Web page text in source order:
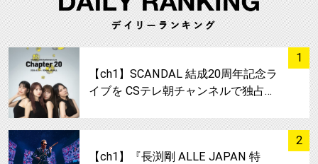
1
【ch1】SCANDAL 結成20周年記念ラ
イブを CSテレ朝チャンネルで独占…
2
サムネイル
【ch1】『長渕剛 ALLE JAPAN 特